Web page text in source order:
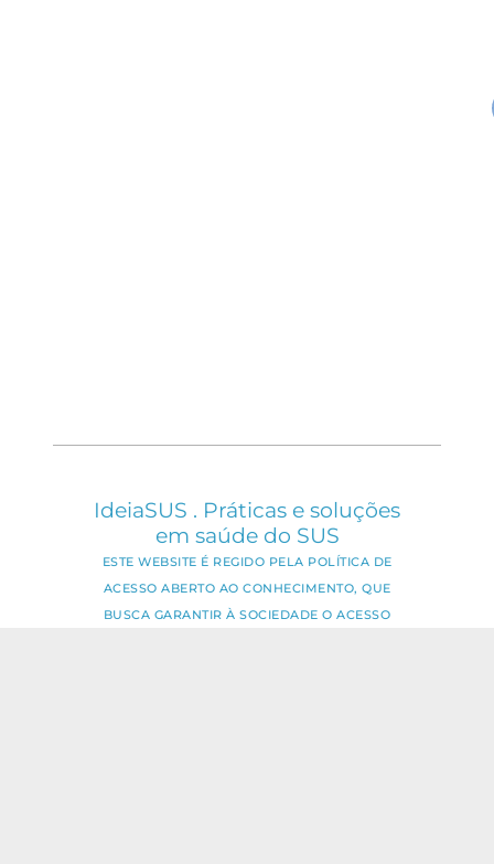
IdeiaSUS . Práticas e soluções
em saúde do SUS
ESTE WEBSITE É REGIDO PELA POLÍTICA DE
ACESSO ABERTO AO CONHECIMENTO, QUE
BUSCA GARANTIR À SOCIEDADE O ACESSO